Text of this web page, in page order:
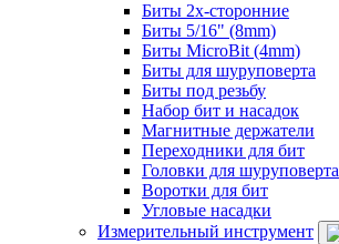
Биты 2х-сторонние
Биты 5/16" (8mm)
Биты MicroBit (4mm)
Биты для шуруповерта
Биты под резьбу
Набор бит и насадок
Магнитные держатели
Переходники для бит
Головки для шуруповерта
Воротки для бит
Угловые насадки
Измерительный инструмент